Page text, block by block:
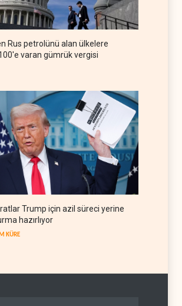
rejimiyle uzlaşma yok,
misilleme var
IRAK 09 Ağustos 2026
The Guardian: Trump’ın İran
stratejisi alay konusu oldu
Rus petrolünü alan ülkelere
varan gümrük vergisi
Trump için azil süreci yerine
hazırlıyor
KÜRE